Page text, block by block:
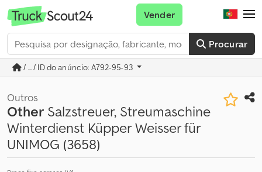
Procurar
Vender
/ ... / ID do anúncio: A792-95-93
Outros
Other Salzstreuer, Streumaschine
Winterdienst Küpper Weisser für
UNIMOG (3658)